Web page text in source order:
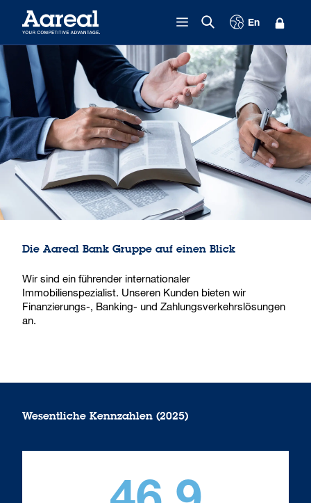
En
Die Aareal Bank Gruppe auf einen Blick
Wir sind ein führender internationaler
Immobilienspezialist. Unseren Kunden bieten wir
Finanzierungs-, Banking- und Zahlungsverkehrslösungen
an.
Wesentliche Kennzahlen (2025)